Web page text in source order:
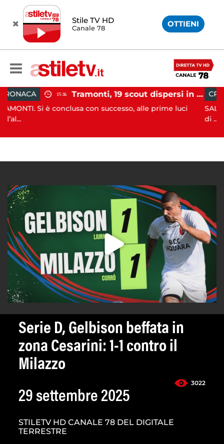
Stile TV HD
Canale 78 OTTIENI
15:14 Tramonti, 19 scout dispersi in montagna salvati dai vigili del fuoco
conclusa con successo, alle prime luci
CRONACA
SALA
Serie D, Gelbison beffata in
zona Cesarini: 1-1 contro il
Milazzo
3022
29 settembre 2025
STILETV HD CANALE 78 DEL DIGITALE
TERRESTRE